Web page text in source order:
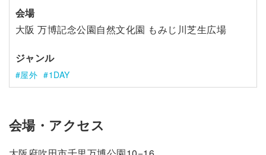
会場
大阪 万博記念公園自然文化園 もみじ川芝生広場
ジャンル
屋外 1DAY
会場・アクセス